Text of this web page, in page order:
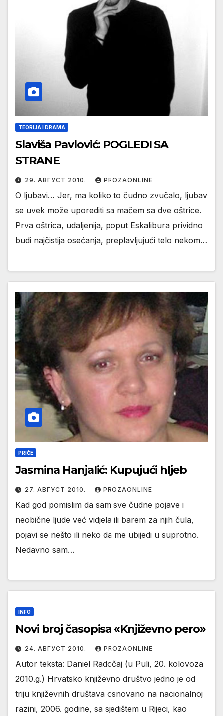
TEORIJA I DRAMA
Slaviša Pavlović: POGLEDI SA
STRANE
29. АВГУСТ 2010. PROZAONLINE
O ljubavi… Jer, ma koliko to čudno zvučalo, ljubav
se uvek može uporediti sa mačem sa dve oštrice.
Prva oštrica, udaljenija, poput Eskalibura prividno
budi najčistija osećanja, preplavljujući telo nekom…
PRIČE
Jasmina Hanjalić: Kupujući hljeb
27. АВГУСТ 2010. PROZAONLINE
Kad god pomislim da sam sve čudne pojave i
neobične ljude već vidjela ili barem za njih čula,
pojavi se nešto ili neko da me ubijedi u suprotno.
Nedavno sam…
INFO
Novi broj časopisa «Književno pero»
24. АВГУСТ 2010. PROZAONLINE
Autor teksta: Daniel Radočaj (u Puli, 20. kolovoza
2010.g.) Hrvatsko književno društvo jedno je od
triju književnih društava osnovano na nacionalnoj
razini, 2006. godine, sa sjedištem u Rijeci, kao